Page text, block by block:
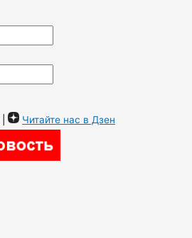
| Читайте нас в Дзен